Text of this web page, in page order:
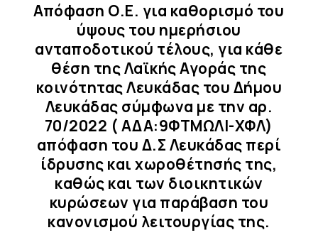
Απόφαση Ο.Ε. για καθορισμό του
ύψους του ημερήσιου
ανταποδοτικού τέλους, για κάθε
θέση της Λαϊκής Αγοράς της
κοινότητας Λευκάδας του Δήμου
Λευκάδας σύμφωνα με την αρ.
70/2022 ( ΑΔΑ:9ΦΤΜΩΛΙ-ΧΦΛ)
απόφαση του Δ.Σ Λευκάδας περί
ίδρυσης και χωροθέτησής της,
καθώς και των διοικητικών
κυρώσεων για παράβαση του
κανονισμού λειτουργίας της.